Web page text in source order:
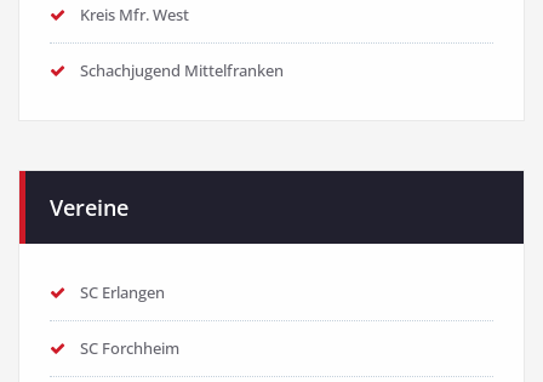
Kreis Mfr. West
Schachjugend Mittelfranken
Vereine
SC Erlangen
SC Forchheim